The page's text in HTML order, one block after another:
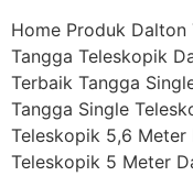
Home Produk Dalton
Tangga Teleskopik
Terbaik Tangga
Tangga Single
Teleskopik 5,6 Meter
Teleskopik 5 Meter